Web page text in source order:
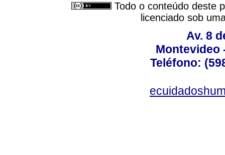
Todo o conteúdo deste
licenciado sob
Av. 8
Montevideo
Teléfono: